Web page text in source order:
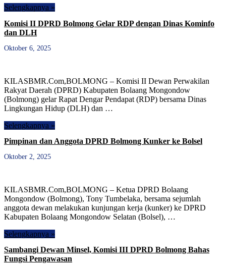
Selengkapnya »
Komisi II DPRD Bolmong Gelar RDP dengan Dinas Kominfo
dan DLH
Oktober 6, 2025
KILASBMR.Com,BOLMONG – Komisi II Dewan Perwakilan
Rakyat Daerah (DPRD) Kabupaten Bolaang Mongondow
(Bolmong) gelar Rapat Dengar Pendapat (RDP) bersama Dinas
Lingkungan Hidup (DLH) dan …
Selengkapnya »
Pimpinan dan Anggota DPRD Bolmong Kunker ke Bolsel
Oktober 2, 2025
KILASBMR.Com,BOLMONG – Ketua DPRD Bolaang
Mongondow (Bolmong), Tony Tumbelaka, bersama sejumlah
anggota dewan melakukan kunjungan kerja (kunker) ke DPRD
Kabupaten Bolaang Mongondow Selatan (Bolsel), …
Selengkapnya »
Sambangi Dewan Minsel, Komisi III DPRD Bolmong Bahas
Fungsi Pengawasan